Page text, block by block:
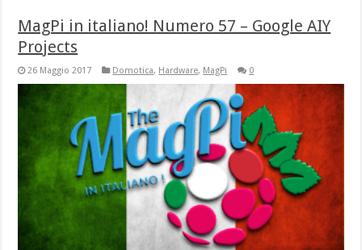
MagPi in italiano! Numero 57 – Google AIY
Projects
26 Maggio 2017 Domotica, Hardware, MagPi 0